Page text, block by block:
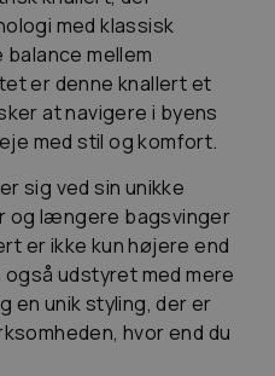
med klassisk
mellem
er denne knallert et
at navigere i byens
med stil og komfort.
sig ved sin unikke
og længere bagsvinger
er ikke kun højere end
udstyret med mere
unik styling, der er
hvor end du